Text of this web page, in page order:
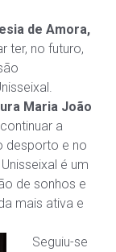
de Amora,
ter, no futuro,
Maria João
a
desporto e no
é um
de sonhos e
mais ativa e
Seguiu-se